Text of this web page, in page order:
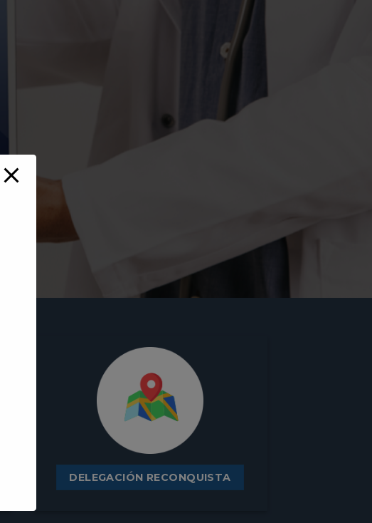
DELEGACIÓN RECONQUISTA